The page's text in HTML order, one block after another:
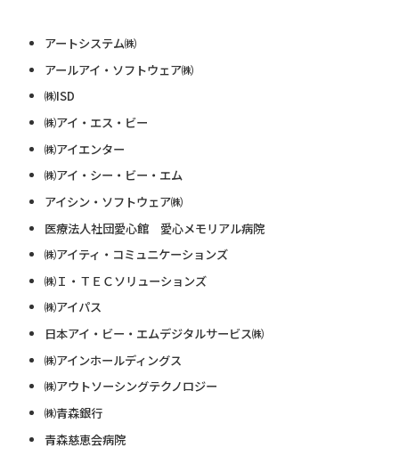
アートシステム㈱
アールアイ・ソフトウェア㈱
㈱ISD
㈱アイ・エス・ビー
㈱アイエンター
㈱アイ・シー・ビー・エム
アイシン・ソフトウェア㈱
医療法人社団愛心館 愛心メモリアル病院
㈱アイティ・コミュニケーションズ
㈱Ｉ・ＴＥＣソリューションズ
㈱アイパス
日本アイ・ビー・エムデジタルサービス㈱
㈱アインホールディングス
㈱アウトソーシングテクノロジー
㈱青森銀行
青森慈恵会病院